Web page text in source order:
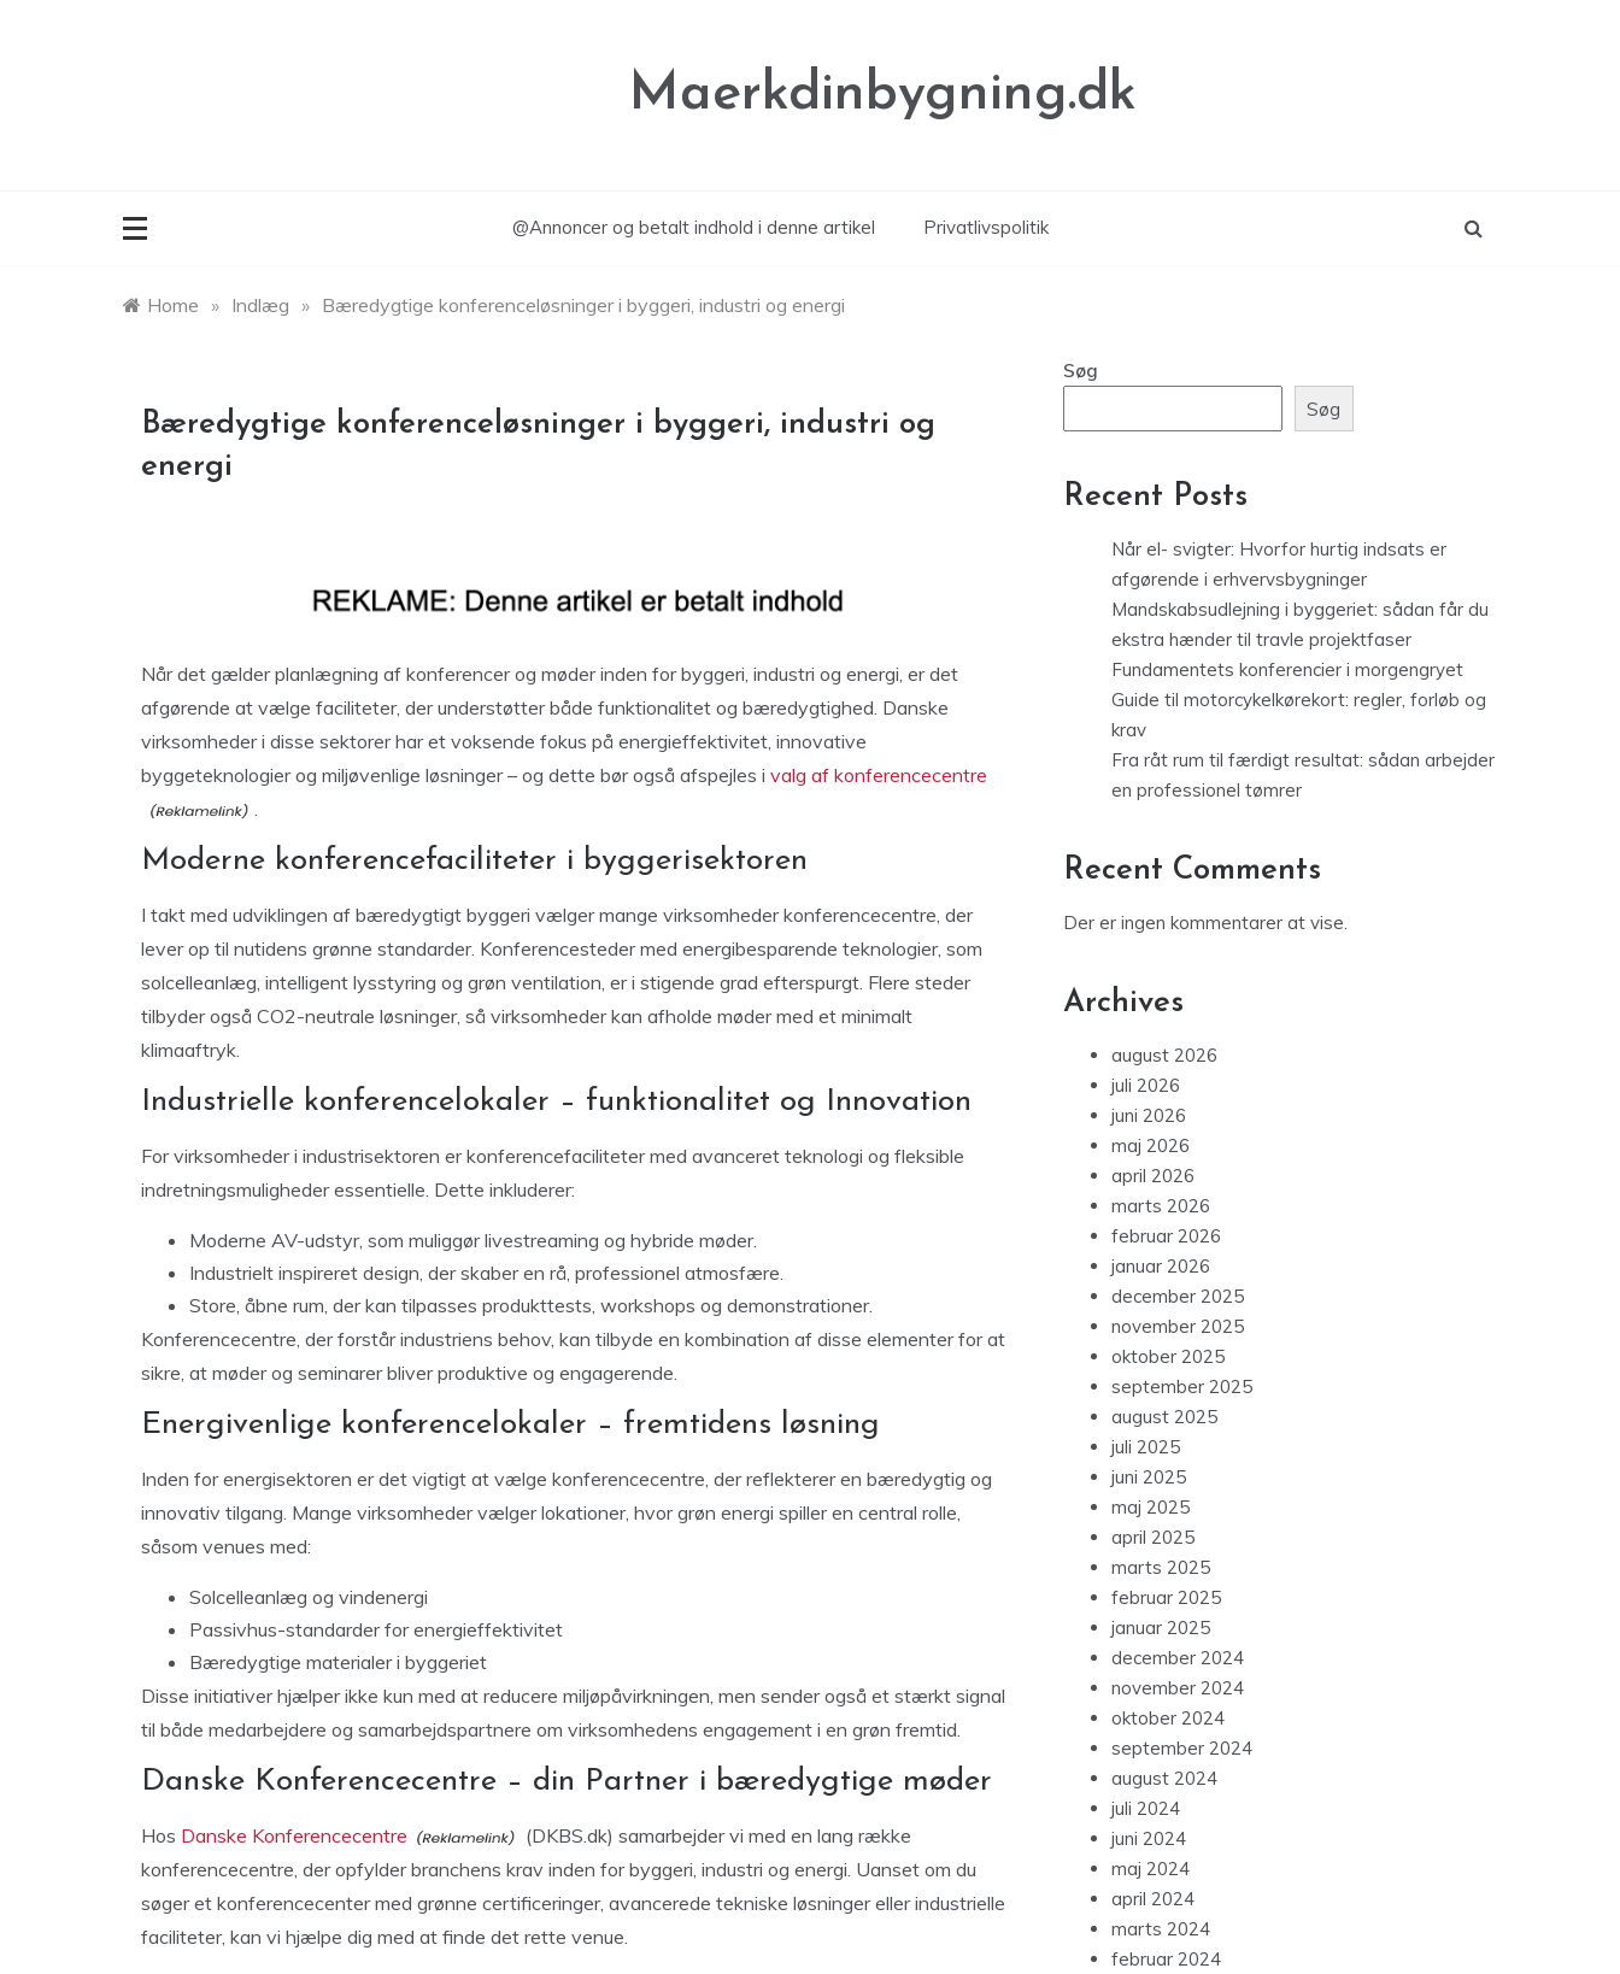
Maerkdinbygning.dk
@Annoncer og betalt indhold i denne artikel Privatlivspolitik
Home » Indlæg » Bæredygtige konferenceløsninger i byggeri, industri og energi
Bæredygtige konferenceløsninger i byggeri, industri og
energi
Når det gælder planlægning af konferencer og møder inden for byggeri, industri og energi, er det
afgørende at vælge faciliteter, der understøtter både funktionalitet og bæredygtighed. Danske
virksomheder i disse sektorer har et voksende fokus på energieffektivitet, innovative
byggeteknologier og miljøvenlige løsninger – og dette bør også afspejles i valg af konferencecentre
.
Moderne konferencefaciliteter i byggerisektoren
I takt med udviklingen af bæredygtigt byggeri vælger mange virksomheder konferencecentre, der
lever op til nutidens grønne standarder. Konferencesteder med energibesparende teknologier, som
solcelleanlæg, intelligent lysstyring og grøn ventilation, er i stigende grad efterspurgt. Flere steder
tilbyder også CO2-neutrale løsninger, så virksomheder kan afholde møder med et minimalt
klimaaftryk.
Industrielle konferencelokaler – funktionalitet og Innovation
For virksomheder i industrisektoren er konferencefaciliteter med avanceret teknologi og fleksible
indretningsmuligheder essentielle. Dette inkluderer:
Moderne AV-udstyr, som muliggør livestreaming og hybride møder.
Industrielt inspireret design, der skaber en rå, professionel atmosfære.
Store, åbne rum, der kan tilpasses produkttests, workshops og demonstrationer.
Konferencecentre, der forstår industriens behov, kan tilbyde en kombination af disse elementer for at
sikre, at møder og seminarer bliver produktive og engagerende.
Energivenlige konferencelokaler – fremtidens løsning
Inden for energisektoren er det vigtigt at vælge konferencecentre, der reflekterer en bæredygtig og
innovativ tilgang. Mange virksomheder vælger lokationer, hvor grøn energi spiller en central rolle,
såsom venues med:
Solcelleanlæg og vindenergi
Passivhus-standarder for energieffektivitet
Bæredygtige materialer i byggeriet
Disse initiativer hjælper ikke kun med at reducere miljøpåvirkningen, men sender også et stærkt signal
til både medarbejdere og samarbejdspartnere om virksomhedens engagement i en grøn fremtid.
Danske Konferencecentre – din Partner i bæredygtige møder
Hos Danske Konferencecentre
(DKBS.dk) samarbejder vi med en lang række
konferencecentre, der opfylder branchens krav inden for byggeri, industri og energi. Uanset om du
søger et konferencecenter med grønne certificeringer, avancerede tekniske løsninger eller industrielle
faciliteter, kan vi hjælpe dig med at finde det rette venue.
Søg
Søg
Recent Posts
Når el- svigter: Hvorfor hurtig indsats er
afgørende i erhvervsbygninger
Mandskabsudlejning i byggeriet: sådan får du
ekstra hænder til travle projektfaser
Fundamentets konferencier i morgengryet
Guide til motorcykelkørekort: regler, forløb og
krav
Fra råt rum til færdigt resultat: sådan arbejder
en professionel tømrer
Recent Comments
Der er ingen kommentarer at vise.
Archives
august 2026
juli 2026
juni 2026
maj 2026
april 2026
marts 2026
februar 2026
januar 2026
december 2025
november 2025
oktober 2025
september 2025
august 2025
juli 2025
juni 2025
maj 2025
april 2025
marts 2025
februar 2025
januar 2025
december 2024
november 2024
oktober 2024
september 2024
august 2024
juli 2024
juni 2024
maj 2024
april 2024
marts 2024
februar 2024